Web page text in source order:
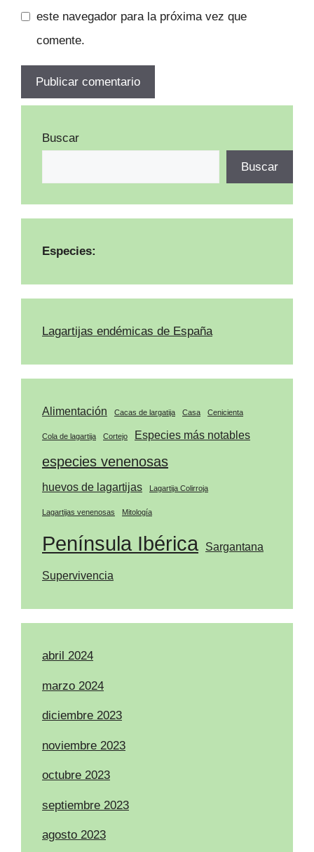
este navegador para la próxima vez que
comente.
Buscar
Buscar
Especies:
Lagartijas endémicas de España
Alimentación Cacas de largatija Casa Cenicienta
Cola de lagartija Cortejo Especies más notables
especies venenosas
huevos de lagartijas Lagartija Colirroja
Lagartijas venenosas Mitología
Península Ibérica Sargantana
Supervivencia
abril 2024
marzo 2024
diciembre 2023
noviembre 2023
octubre 2023
septiembre 2023
agosto 2023